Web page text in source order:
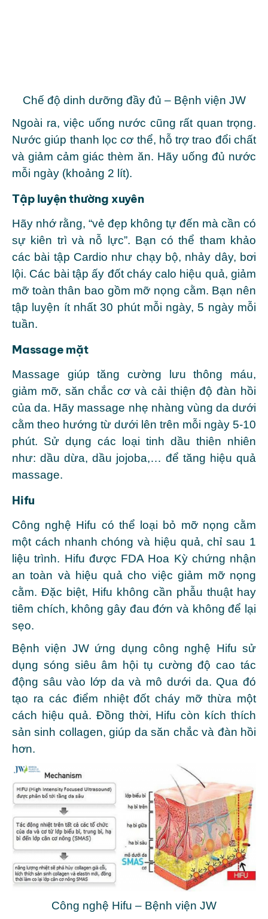
Chế độ dinh dưỡng đầy đủ – Bệnh viện JW
Ngoài ra, việc uống nước cũng rất quan trọng.
Nước giúp thanh lọc cơ thể, hỗ trợ trao đổi chất
và giảm cảm giác thèm ăn. Hãy uống đủ nước
mỗi ngày (khoảng 2 lít).
Tập luyện thường xuyên
Hãy nhớ rằng, “vẻ đẹp không tự đến mà cần có
sự kiên trì và nỗ lực”. Bạn có thể tham khảo
các bài tập Cardio như chạy bộ, nhảy dây, bơi
lội. Các bài tập ấy đốt cháy calo hiệu quả, giảm
mỡ toàn thân bao gồm mỡ nọng cằm. Bạn nên
tập luyện ít nhất 30 phút mỗi ngày, 5 ngày mỗi
tuần.
Massage mặt
Massage giúp tăng cường lưu thông máu,
giảm mỡ, săn chắc cơ và cải thiện độ đàn hồi
của da. Hãy massage nhẹ nhàng vùng da dưới
cằm theo hướng từ dưới lên trên mỗi ngày 5-10
phút. Sử dụng các loại tinh dầu thiên nhiên
như: dầu dừa, dầu jojoba,… để tăng hiệu quả
massage.
Hifu
Công nghệ Hifu có thể loại bỏ mỡ nọng cằm
một cách nhanh chóng và hiệu quả, chỉ sau 1
liệu trình. Hifu được FDA Hoa Kỳ chứng nhận
an toàn và hiệu quả cho việc giảm mỡ nọng
cằm. Đặc biệt, Hifu không cần phẫu thuật hay
tiêm chích, không gây đau đớn và không để lại
sẹo.
Bệnh viện JW ứng dụng công nghệ Hifu sử
dụng sóng siêu âm hội tụ cường độ cao tác
động sâu vào lớp da và mô dưới da. Qua đó
tạo ra các điểm nhiệt đốt cháy mỡ thừa một
cách hiệu quả. Đồng thời, Hifu còn kích thích
sản sinh collagen, giúp da săn chắc và đàn hồi
hơn.
Công nghệ Hifu – Bệnh viện JW